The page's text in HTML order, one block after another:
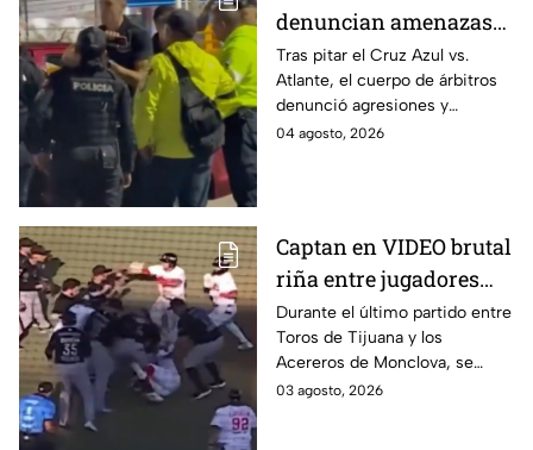
denuncian amenazas
de policías tras partido
del Cruz Azul vs
Atlante
Tras pitar el Cruz Azul vs.
Atlante, el cuerpo de árbitros
denunció agresiones y
amenazas con armas de fuego
04 agosto, 2026
Captan en VIDEO brutal
riña entre jugadores
durante partido de
Toros y Acereros
Durante el último partido entre
Toros de Tijuana y los
Acereros de Monclova, se
registró una brutal riña
03 agosto, 2026